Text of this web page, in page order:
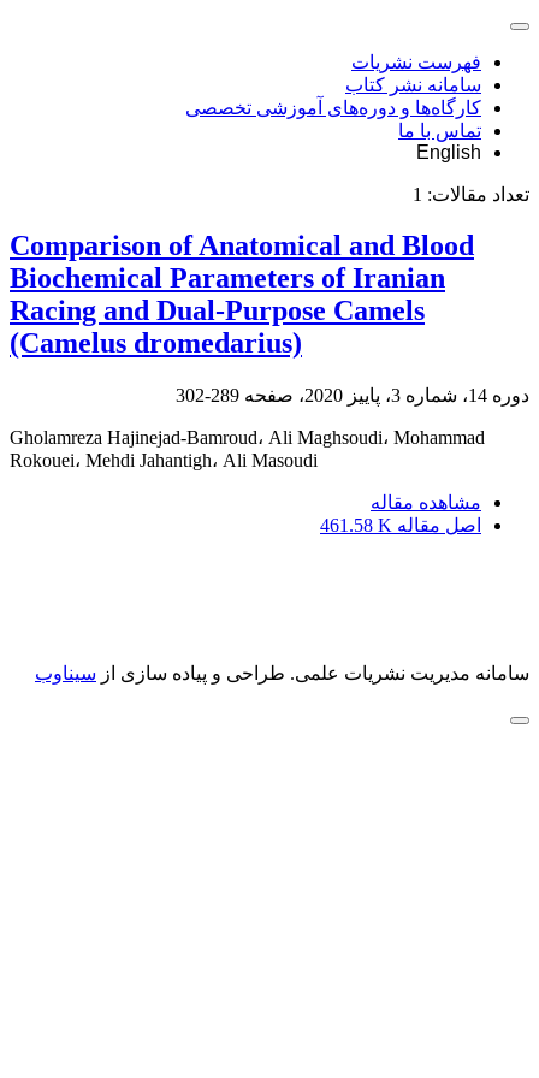
فهرست نشریات
سامانه نشر کتاب
کارگاه‌ها و دوره‌های آموزشی تخصصی
تماس با ما
English
تعداد مقالات: 1
Comparison of Anatomical and Blood
Biochemical Parameters of Iranian
Racing and Dual-Purpose Camels
(Camelus dromedarius)
دوره 14، شماره 3، پاییز 2020، صفحه 289-302
Gholamreza Hajinejad-Bamroud، Ali Maghsoudi، Mohammad
Rokouei، Mehdi Jahantigh، Ali Masoudi
مشاهده مقاله
اصل مقاله 461.58 K
سامانه مدیریت نشریات علمی. طراحی و پیاده سازی از سیناوب